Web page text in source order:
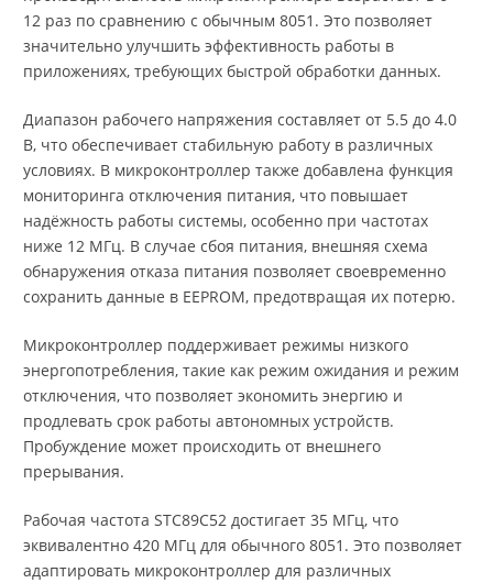
12 раз по сравнению с обычным 8051. Это позволяет
значительно улучшить эффективность работы в
приложениях, требующих быстрой обработки данных.
Диапазон рабочего напряжения составляет от 5.5 до 4.0
В, что обеспечивает стабильную работу в различных
условиях. В микроконтроллер также добавлена функция
мониторинга отключения питания, что повышает
надёжность работы системы, особенно при частотах
ниже 12 МГц. В случае сбоя питания, внешняя схема
обнаружения отказа питания позволяет своевременно
сохранить данные в EEPROM, предотвращая их потерю.
Микроконтроллер поддерживает режимы низкого
энергопотребления, такие как режим ожидания и режим
отключения, что позволяет экономить энергию и
продлевать срок работы автономных устройств.
Пробуждение может происходить от внешнего
прерывания.
Рабочая частота STC89C52 достигает 35 МГц, что
эквивалентно 420 МГц для обычного 8051. Это позволяет
адаптировать микроконтроллер для различных